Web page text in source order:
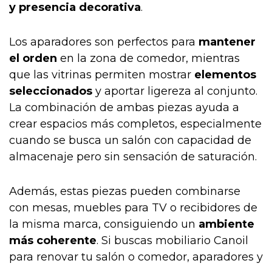
y presencia decorativa.
Los aparadores son perfectos para mantener
el orden en la zona de comedor, mientras
que las vitrinas permiten mostrar elementos
seleccionados y aportar ligereza al conjunto.
La combinación de ambas piezas ayuda a
crear espacios más completos, especialmente
cuando se busca un salón con capacidad de
almacenaje pero sin sensación de saturación.
Además, estas piezas pueden combinarse
con mesas, muebles para TV o recibidores de
la misma marca, consiguiendo un ambiente
más coherente. Si buscas mobiliario Canoil
para renovar tu salón o comedor, aparadores y